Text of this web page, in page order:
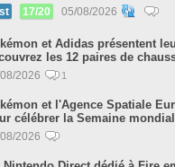
17/20 05/08/2026
et Adidas présentent
les 12 paires de
2026 1
et l'Agence Spatiale
célébrer la Semaine
2026